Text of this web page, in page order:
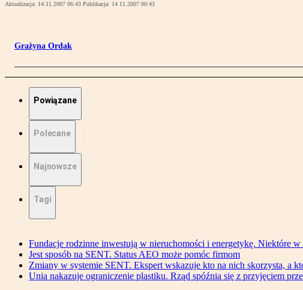
Aktualizacja: 14.11.2007 06:43 Publikacja: 14.11.2007 00:43
Grażyna Ordak
Powiązane
Polecane
Najnowsze
Tagi
Fundacje rodzinne inwestują w nieruchomości i energetykę. Niektóre w
Jest sposób na SENT. Status AEO może pomóc firmom
Zmiany w systemie SENT. Ekspert wskazuje kto na nich skorzysta, a
Unia nakazuje ograniczenie plastiku. Rząd spóźnia się z przyjęciem